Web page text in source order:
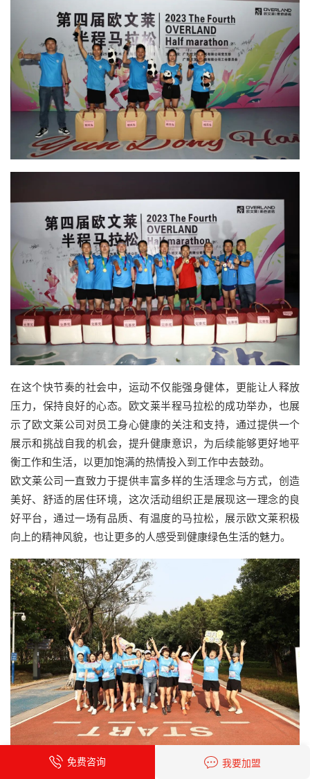
在这个快节奏的社会中，运动不仅能强身健体，更能让人释放
压力，保持良好的心态。欧文莱半程马拉松的成功举办，也展
示了欧文莱公司对员工身心健康的关注和支持，通过提供一个
展示和挑战自我的机会，提升健康意识，为后续能够更好地平
衡工作和生活，以更加饱满的热情投入到工作中去鼓劲。
欧文莱公司一直致力于提供丰富多样的生活理念与方式，创造
美好、舒适的居住环境，这次活动组织正是展现这一理念的良
好平台，通过一场有品质、有温度的马拉松，展示欧文莱积极
向上的精神风貌，也让更多的人感受到健康绿色生活的魅力。
免费咨询 我要加盟